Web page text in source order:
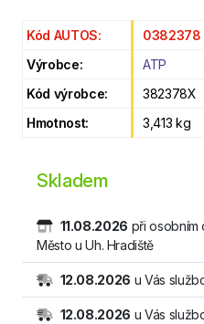
Kód AUTOS:
0382378
Výrobce:
ATP
Kód výrobce:
382378X
Hmotnost:
3,413 kg
Skladem
11.08.2026 při osobním
Město u Uh. Hradiště
12.08.2026 u Vás
12.08.2026 u Vás